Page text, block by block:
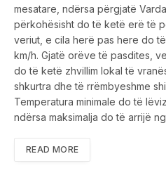
mesatare, ndërsa përgjatë
përkohësisht do të ketë erë të
veriut, e cila herë pas here do
km/h. Gjatë orëve të pasdites,
do të ketë zhvillim lokal të
shkurtra dhe të rrëmbyeshme
Temperatura minimale do të
ndërsa maksimalja do të arrijë
READ MORE